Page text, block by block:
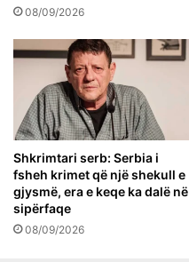
08/09/2026
Shkrimtari serb: Serbia i
fsheh krimet që një shekull e
gjysmë, era e keqe ka dalë në
sipërfaqe
08/09/2026